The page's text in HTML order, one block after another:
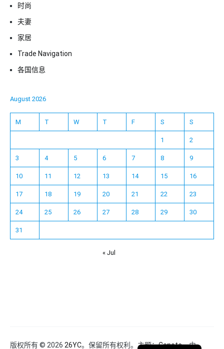
时尚
夫妻
家居
Trade Navigation
各国信息
August 2026
M T W T F S S
1 2
3 4 5 6 7 8 9
10 11 12 13 14 15 16
17 18 19 20 21 22 23
24 25 26 27 28 29 30
31
« Jul
版权所有 © 2026 26YC。保留所有权利。主题：Cenote，由
English